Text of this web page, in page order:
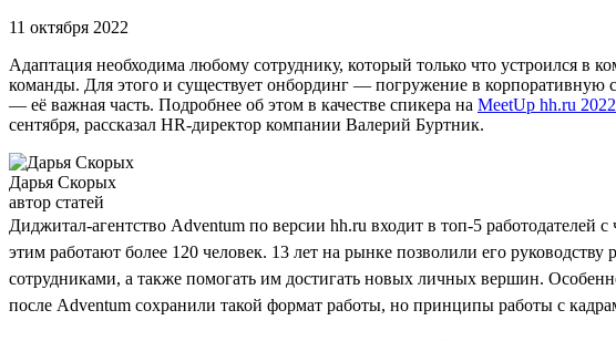
11 октября 2022
Адаптация необходима любому сотруднику, который только что устроился в
команды. Для этого и существует онбординг — погружение в корпоративную
— её важная часть. Подробнее об этом в качестве спикера на MeetUp hh.ru 2022
сентября, рассказал HR-директор компании Валерий Буртник.
Дарья Скорых
автор статей
Диджитал-агентство Adventum по версии hh.ru входит в топ-5
этим работают более 120 человек. 13 лет на рынке позволили его
сотрудниками, а также помогать им достигать новых личных вершин.
после Adventum сохранили такой формат работы, но принципы работы с